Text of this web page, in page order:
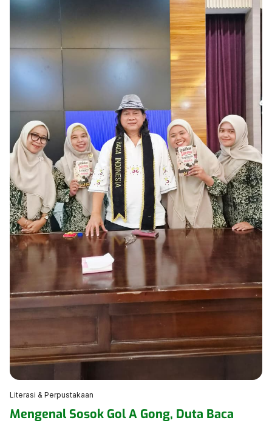
Kementerian Agama Kabupaten Banyuwangi, […]
Literasi & Perpustakaan
Mengenal Sosok Gol A Gong, Duta Baca